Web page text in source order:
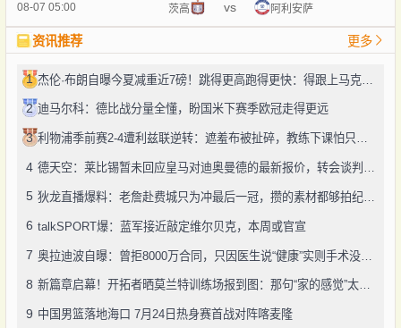
08-07 05:00
茨高 vs 阿利安萨
资讯推荐 更多
1 杰伦·布朗自曝今夏减重近7磅！跳得更高跑得更快：得跟上马克西、勒布朗的节奏
2 迪马尔科：德比战分量全懂，盼国米下赛季欧冠走得更远
3 利物浦季前赛2-4遭利兹联逆转：遮羞布被扯碎，教练下课怕只是开始
4 德天空：莱比锡暂未回应皇马对迪奥曼德的最新报价，转会谈判仍在推进
5 狄龙直播爆料：老詹赴费城只为冲最后一冠，攒的素材都够拍纪录片了
6 talkSPORT爆：蓝军接近敲定维尔贝克，本周或官宣
7 奥拉迪波自曝：曾拒8000万合同，只因医生说“健康”实则手术没做好
8 新篇章启幕！开拓者晒莫兰特训练场报到图：那句“家的感觉”太戳人
9 中国男篮落地海口 7月24日热身赛首战对阵喀麦隆